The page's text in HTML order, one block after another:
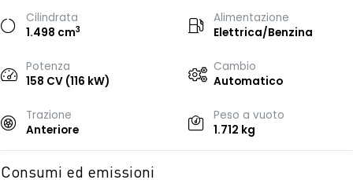
Cilindrata
1.498 cm3
Alimentazione
Elettrica/Benzina
Potenza
158 CV (116 kW)
Cambio
Automatico
Trazione
Anteriore
Peso a vuoto
1.712 kg
Consumi ed emissioni